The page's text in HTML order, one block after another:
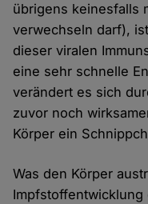
übrigens keinesfalls
verwechseln darf),
dieser viralen
eine sehr schnelle
verändert es sich
zuvor noch
Körper ein
Was den Körper
Impfstoffentwicklung